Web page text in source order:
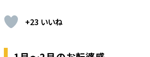
+23 いいね